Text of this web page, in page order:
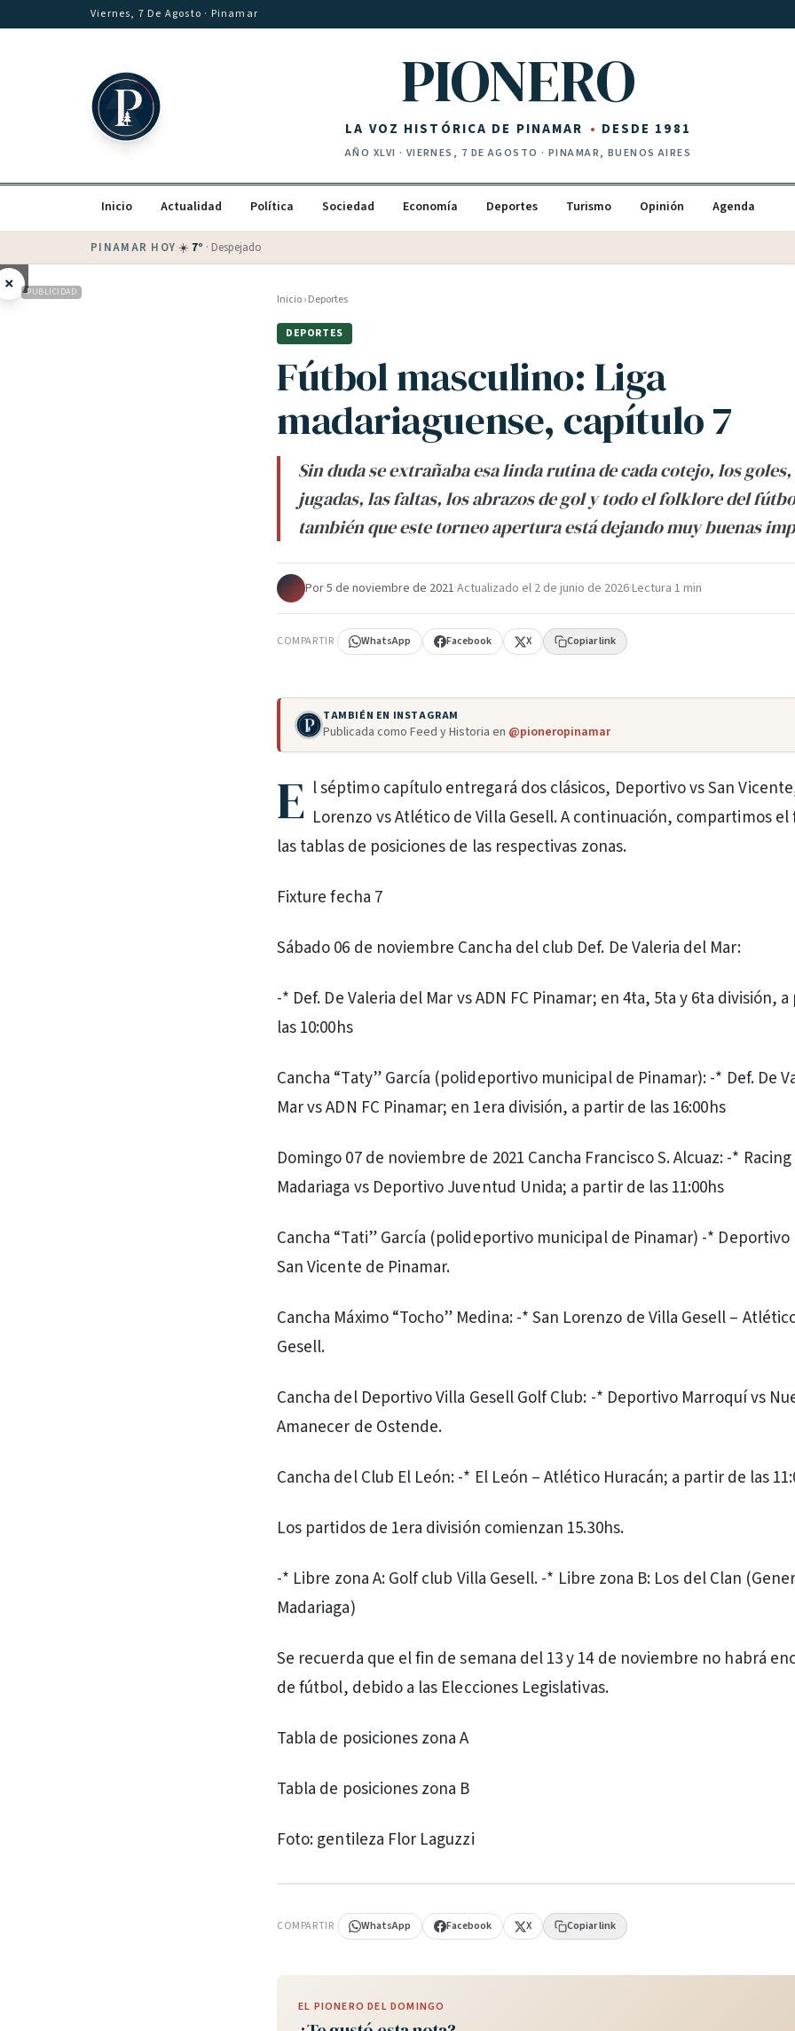
Saltar al contenidoViernes, 7 De Agosto · Pinamar
PIONERO
LA VOZ HISTÓRICA DE PINAMAR DESDE 1981
AÑO XLVI · VIERNES, 7 DE AGOSTO · PINAMAR, BUENOS AIRES
Inicio Actualidad Política Sociedad Economía Deportes Turismo Opinión Agenda
PINAMAR HOY·💵 Dólar blue$1530
× PUBLICIDAD Inicio›Deportes
DEPORTES
Fútbol masculino: Liga
madariaguense, capítulo 7
Sin duda se extrañaba esa linda rutina de cada cotejo, los
jugadas, las faltas, los abrazos de gol y todo el folklore del
también que este torneo apertura está dejando muy buenas
Por·5 de noviembre de 2021·Actualizado el 2 de junio de 2026·Lectura 1 min
COMPARTIR WhatsApp Facebook X Copiar link
TAMBIÉN EN INSTAGRAM
Publicada como Feed y Historia en @pioneropinamar
E l séptimo capítulo entregará dos clásicos, Deportivo vs San
Lorenzo vs Atlético de Villa Gesell. A continuación, compartimos el
las tablas de posiciones de las respectivas zonas.
Fixture fecha 7
Sábado 06 de noviembre Cancha del club Def. De Valeria del Mar:
-* Def. De Valeria del Mar vs ADN FC Pinamar; en 4ta, 5ta y 6ta división,
las 10:00hs
Cancha “Taty” García (polideportivo municipal de Pinamar): -* Def. De
Mar vs ADN FC Pinamar; en 1era división, a partir de las 16:00hs
Domingo 07 de noviembre de 2021 Cancha Francisco S. Alcuaz: -*
Madariaga vs Deportivo Juventud Unida; a partir de las 11:00hs
Cancha “Tati” García (polideportivo municipal de Pinamar) -* Deportivo
San Vicente de Pinamar.
Cancha Máximo “Tocho” Medina: -* San Lorenzo de Villa Gesell –
Gesell.
Cancha del Deportivo Villa Gesell Golf Club: -* Deportivo Marroquí vs
Amanecer de Ostende.
Cancha del Club El León: -* El León – Atlético Huracán; a partir de las
Los partidos de 1era división comienzan 15.30hs.
-* Libre zona A: Golf club Villa Gesell. -* Libre zona B: Los del Clan
Madariaga)
Se recuerda que el fin de semana del 13 y 14 de noviembre no habrá
de fútbol, debido a las Elecciones Legislativas.
Tabla de posiciones zona A
Tabla de posiciones zona B
Foto: gentileza Flor Laguzzi
COMPARTIR WhatsApp Facebook X Copiar link
EL PIONERO DEL DOMINGO